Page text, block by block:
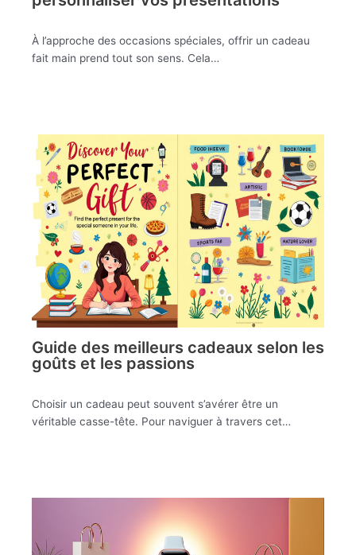
À l’approche des occasions spéciales, offrir un cadeau
fait main prend tout son sens. Cela…
Guide des meilleurs cadeaux selon les
goûts et les passions
Choisir un cadeau peut souvent s’avérer être un
véritable casse-tête. Pour naviguer à travers cet…